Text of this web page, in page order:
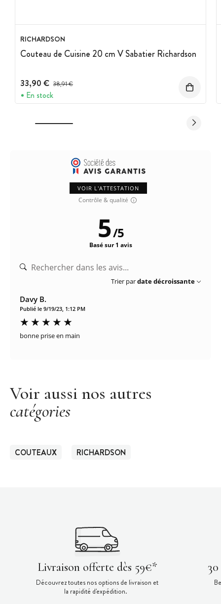
RICHARDSON
Couteau de Cuisine 20 cm V Sabatier Richardson
33,90 € Prix avant réduction :
38,91 €
En stock
VOIR L'ATTESTATION
Contrôle & qualité
5/5
Basé sur 1 avis
Trier pardate décroissante
Davy B.
Publié le 9/19/23, 1:12 PM
bonne prise en main
Voir aussi nos autres
catégories
COUTEAUX RICHARDSON
Livraison offerte dès 59€*
Découvrez toutes nos options de livraison et
la rapidité d'expédition.